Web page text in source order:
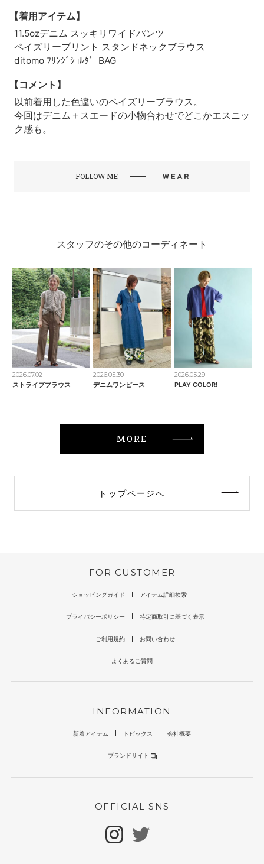
【着用アイテム】
11.5ozデニム スッキリワイドパンツ
ペイズリープリント スタンドネックブラウス
ditomo ﾌﾘﾝｼﾞｼｮﾙﾀﾞｰBAG
【コメント】
以前着用した色違いのペイズリーブラウス。
今回はデニム＋スエードの小物合わせでどこかエスニッ
ク感も。
FOLLOW ME
スタッフのその他のコーディネート
2026.07.02
ストライプブラウス
2026.05.30
デニムワンピース
2026.05.29
PLAY COLOR!
MORE
トップページへ
FOR CUSTOMER
ショッピングガイド アイテム詳細検索
プライバシーポリシー 特定商取引に基づく表示
ご利用規約 お問い合わせ
よくあるご質問
INFORMATION
新着アイテム トピックス 会社概要
ブランドサイト
OFFICIAL SNS